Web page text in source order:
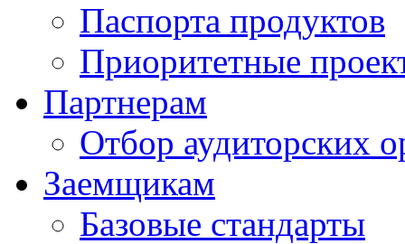
Паспорта продуктов
Приоритетные
Партнерам
Отбор аудиторских
Заемщикам
Базовые стандарты